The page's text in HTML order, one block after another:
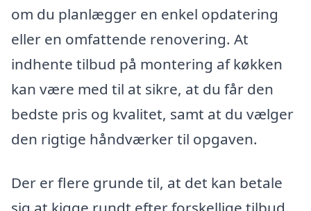
om du planlægger en enkel opdatering
eller en omfattende renovering. At
indhente tilbud på montering af køkken
kan være med til at sikre, at du får den
bedste pris og kvalitet, samt at du vælger
den rigtige håndværker til opgaven.
Der er flere grunde til, at det kan betale